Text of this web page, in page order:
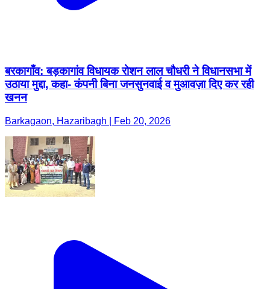
बरकागाँव: बड़कागांव विधायक रोशन लाल चौधरी ने विधानसभा में
उठाया मुद्दा, कहा- कंपनी बिना जनसुनवाई व मुआवज़ा दिए कर रही
खनन
Barkagaon, Hazaribagh | Feb 20, 2026